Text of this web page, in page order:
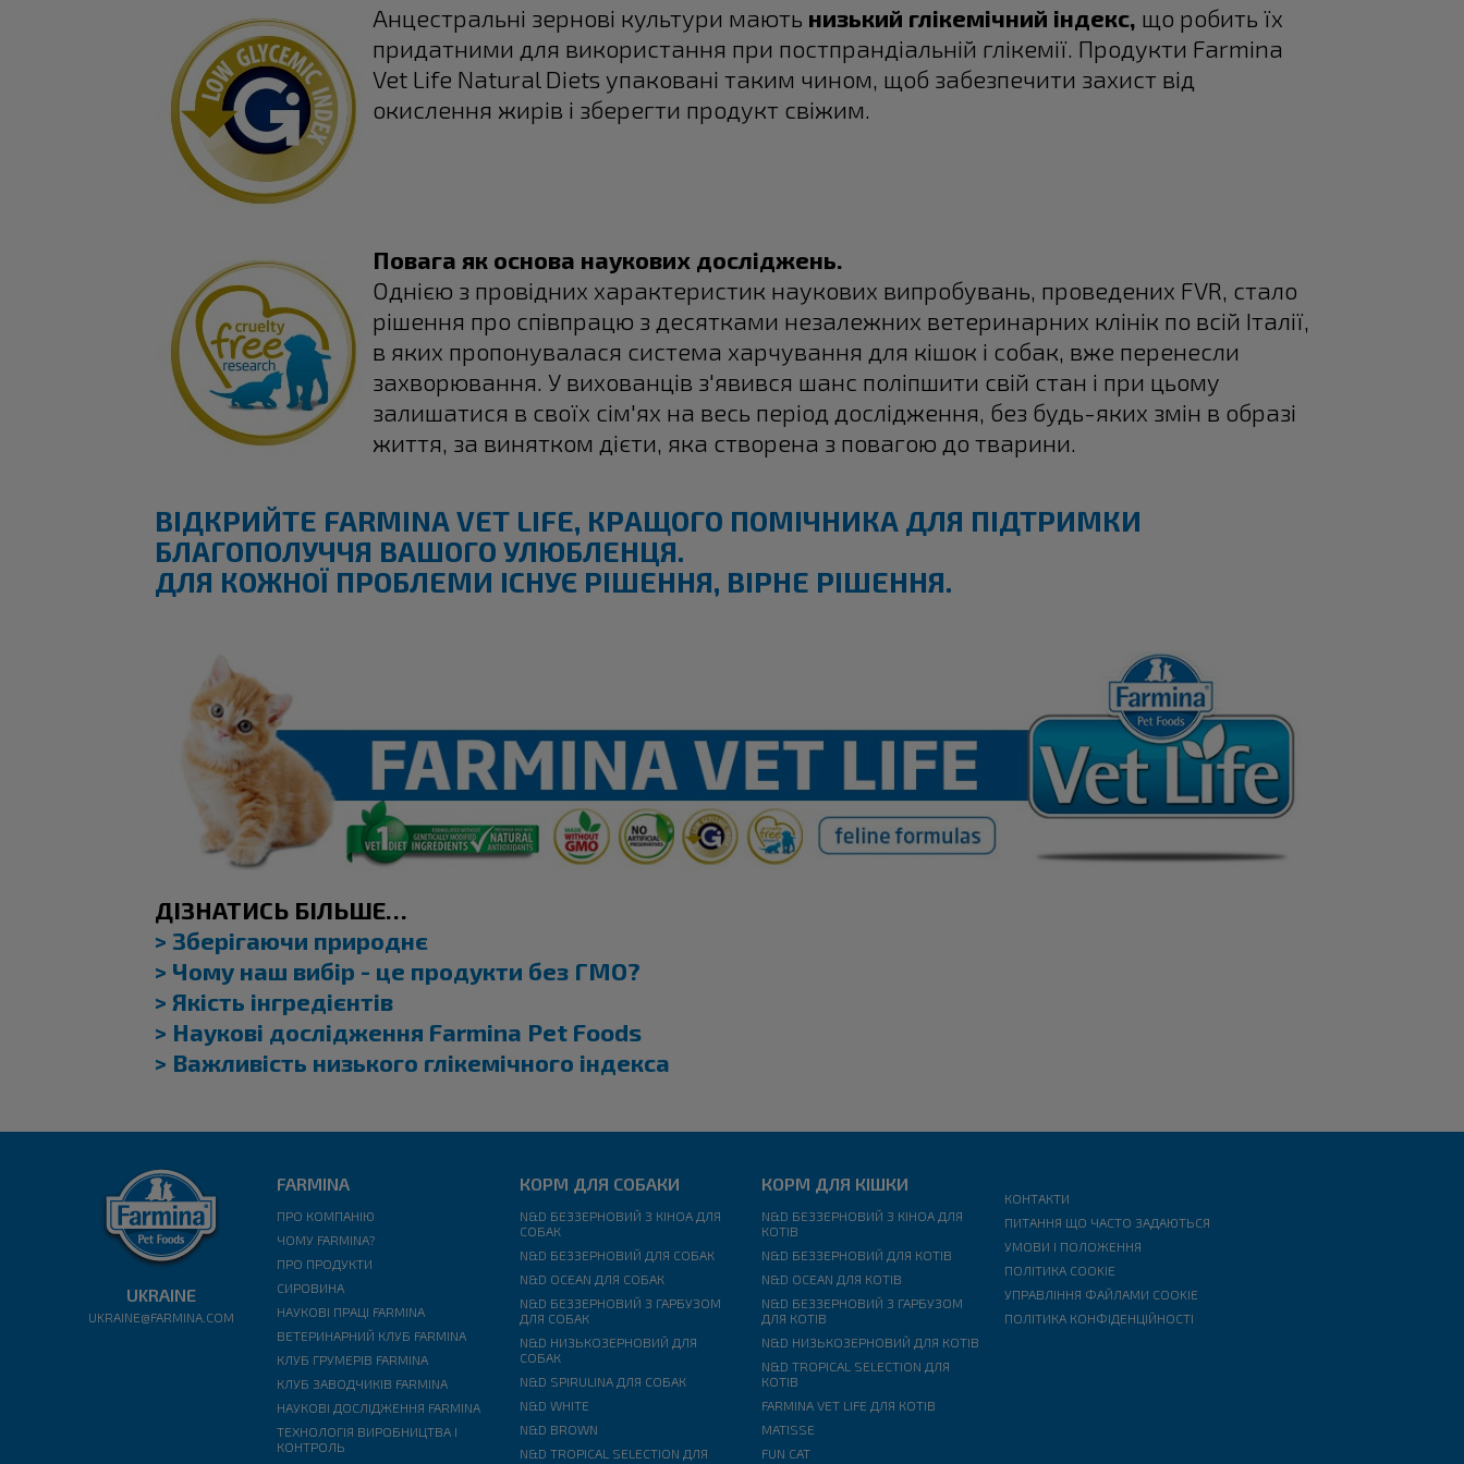
Анцестральні зернові культури мають низький глікемічний індекс, що робить їх
придатними для використання при постпрандіальній глікемії. Продукти Farmina
Vet Life Natural Diets упаковані таким чином, щоб забезпечити захист від
окислення жирів і зберегти продукт свіжим.
Повага як основа наукових досліджень.
Однією з провідних характеристик наукових випробувань, проведених FVR, стало
рішення про співпрацю з десятками незалежних ветеринарних клінік по всій Італії,
в яких пропонувалася система харчування для кішок і собак, вже перенесли
захворювання. У вихованців з'явився шанс поліпшити свій стан і при цьому
залишатися в своїх сім'ях на весь період дослідження, без будь-яких змін в образі
життя, за винятком дієти, яка створена з повагою до тварини.
ВІДКРИЙТЕ FARMINA VET LIFE, КРАЩОГО ПОМІЧНИКА ДЛЯ ПІДТРИМКИ
БЛАГОПОЛУЧЧЯ ВАШОГО УЛЮБЛЕНЦЯ.
ДЛЯ КОЖНОЇ ПРОБЛЕМИ ІСНУЄ РІШЕННЯ, ВІРНЕ РІШЕННЯ.
ДІЗНАТИСЬ БІЛЬШЕ…
> Зберігаючи природнє
> Чому наш вибір - це продукти без ГМО?
> Якість інгредієнтів
> Наукові дослідження Farmina Pet Foods
> Важливість низького глікемічного індекса
UKRAINE
UKRAINE@FARMINA.COM
FARMINA
ПРО КОМПАНІЮ
ЧОМУ FARMINA?
ПРО ПРОДУКТИ
СИРОВИНА
НАУКОВІ ПРАЦІ FARMINA
ВЕТЕРИНАРНИЙ КЛУБ FARMINA
КЛУБ ГРУМЕРІВ FARMINA
КЛУБ ЗАВОДЧИКІВ FARMINA
НАУКОВІ ДОСЛІДЖЕННЯ FARMINA
ТЕХНОЛОГІЯ ВИРОБНИЦТВА І
КОНТРОЛЬ
КОРМ ДЛЯ СОБАКИ
N&D БЕЗЗЕРНОВИЙ З КІНОА ДЛЯ
СОБАК
N&D БЕЗЗЕРНОВИЙ ДЛЯ СОБАК
N&D OCEAN ДЛЯ СОБАК
N&D БЕЗЗЕРНОВИЙ З ГАРБУЗОМ
ДЛЯ СОБАК
N&D НИЗЬКОЗЕРНОВИЙ ДЛЯ
СОБАК
N&D SPIRULINA ДЛЯ СОБАК
N&D WHITE
N&D BROWN
N&D TROPICAL SELECTION ДЛЯ
КОРМ ДЛЯ КІШКИ
N&D БЕЗЗЕРНОВИЙ З КІНОА ДЛЯ
КОТІВ
N&D БЕЗЗЕРНОВИЙ ДЛЯ КОТІВ
N&D OCEAN ДЛЯ КОТІВ
N&D БЕЗЗЕРНОВИЙ З ГАРБУЗОМ
ДЛЯ КОТІВ
N&D НИЗЬКОЗЕРНОВИЙ ДЛЯ КОТІВ
N&D TROPICAL SELECTION ДЛЯ
КОТІВ
FARMINA VET LIFE ДЛЯ КОТІВ
MATISSE
FUN CAT
КОНТАКТИ
ПИТАННЯ ЩО ЧАСТО ЗАДАЮТЬСЯ
УМОВИ І ПОЛОЖЕННЯ
ПОЛІТИКА COOKIE
УПРАВЛІННЯ ФАЙЛАМИ COOKIE
ПОЛІТИКА КОНФІДЕНЦІЙНОСТІ